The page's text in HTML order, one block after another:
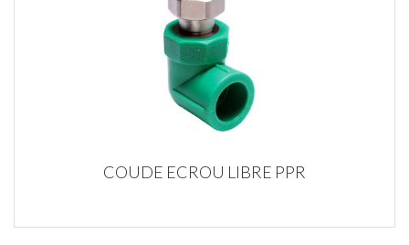
COUDE ECROU LIBRE PPR